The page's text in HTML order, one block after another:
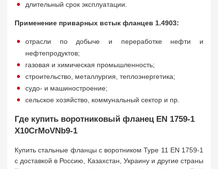
длительный срок эксплуатации.
Применение приварных встык фланцев 1.4903:
отрасли по добыче и переработке нефти и
нефтепродуктов;
газовая и химическая промышленность;
строительство, металлургия, теплоэнергетика;
судо- и машиностроение;
сельское хозяйство, коммунальный сектор и пр.
Где купить воротниковый фланец EN 1759-1
X10CrMoVNb9-1
Купить стальные фланцы с воротником Type 11 EN 1759-1
с доставкой в Россию, Казахстан, Украину и другие страны